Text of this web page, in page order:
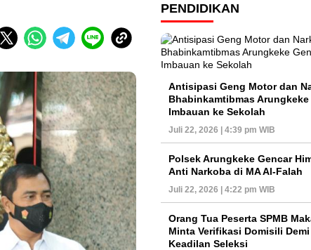
PENDIDIKAN
Antisipasi Geng Motor dan
Bhabinkamtibmas Arungkeke
Imbauan ke Sekolah
Juli 22, 2026 | 4:39 pm WIB
Polsek Arungkeke Gencar
Anti Narkoba di MA Al-Falah
Juli 22, 2026 | 4:22 pm WIB
Orang Tua Peserta SPMB
Minta Verifikasi Domisili
Keadilan Seleksi